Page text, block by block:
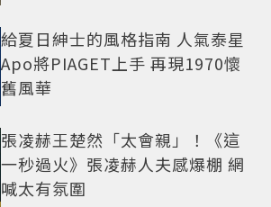
給夏日紳士的風格指南 人氣泰星
Apo將PIAGET上手 再現1970懷
舊風華
張凌赫王楚然「太會親」！《這
一秒過火》張凌赫人夫感爆棚 網
喊太有氛圍